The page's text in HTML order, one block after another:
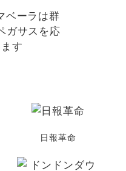
日報革命